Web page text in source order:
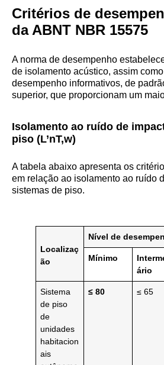
Critérios de
da ABNT NBR 15575
A norma de desempenho
de isolamento acústico, assim
desempenho informativos, de
superior, que proporcionam um
Isolamento ao ruído de
piso (L’nT,w)
A tabela abaixo apresenta os
em relação ao isolamento ao ruído
sistemas de piso.
Localizaç
ão
Nível de
Mínimo
ário
Sistema
de piso
de
unidades
habitacion
ais
≤ 80 ≤ 65